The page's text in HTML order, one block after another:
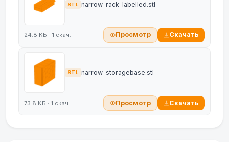
STL narrow_rack_labelled.stl
24.8 КБ · 1 скач. Просмотр Скачать
STL narrow_storagebase.stl
73.8 КБ · 1 скач. Просмотр Скачать